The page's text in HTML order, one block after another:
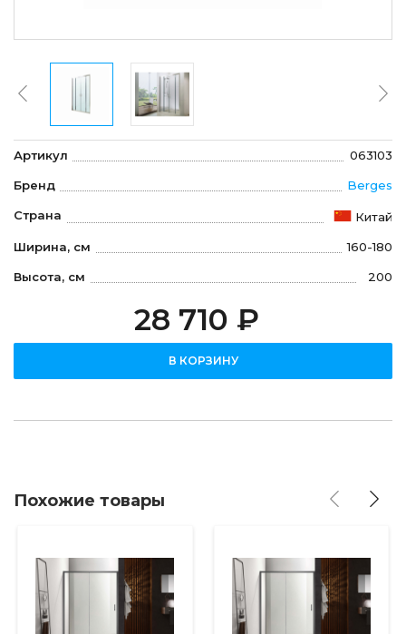
Артикул 063103
Бренд Berges
Страна Китай
Ширина, см 160-180
Высота, см 200
28 710 ₽
В КОРЗИНУ
Похожие товары